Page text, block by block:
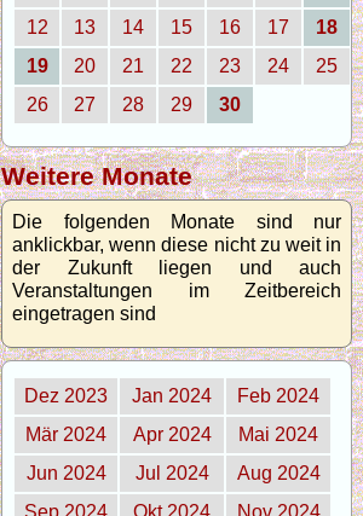
12
13 14 15 16 17
18
19
20 21 22 23 24
25
26
27 28 29 30
Weitere Monate
Die folgenden Monate sind nur
anklickbar, wenn diese nicht zu weit in
der Zukunft liegen und auch
Veranstaltungen im Zeitbereich
eingetragen sind
Dez 2023 Jan 2024
Feb 2024
Mär 2024
Apr 2024
Mai 2024
Jun 2024
Jul 2024
Aug 2024
Sep 2024
Okt 2024 Nov 2024